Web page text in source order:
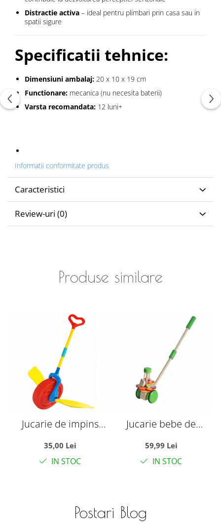
Distractie activa – ideal pentru plimbari prin casa sau in
spatii sigure
Specificatii tehnice:
Dimensiuni ambalaj: 20 x 10 x 19 cm
Functionare: mecanica (nu necesita baterii)
Varsta recomandata: 12 luni+
Informatii conformitate produs
Caracteristici
Review-uri (0)
Produse similare
Jucarie de impins
35,00 Lei
IN STOC
Jucarie bebe de
Veseli, din lemn
59,99 Lei
IN STOC
Postari Blog